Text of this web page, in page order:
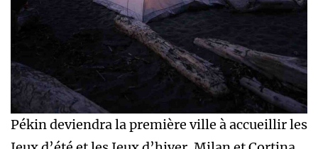
Pékin deviendra la première ville à accueillir les